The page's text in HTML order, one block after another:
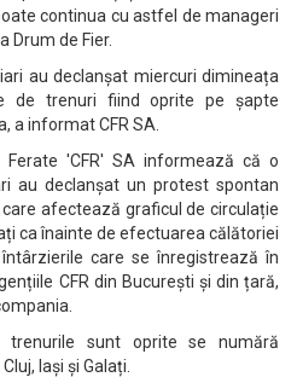
continua cu astfel de manageri
Drum de Fier.
au declanșat miercuri dimineața
de trenuri fiind oprite pe șapte
a informat CFR SA.
Ferate 'CFR' SA informează că o
au declanșat un protest spontan
afectează graficul de circulație
ca înainte de efectuarea călătoriei
care se înregistrează în
CFR din București și din țară,
trenurile sunt oprite se numără
Iași și Galați.